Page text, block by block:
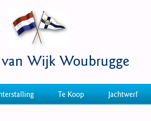
van Wijk Woubrugge
Te Koop Jachtwerf